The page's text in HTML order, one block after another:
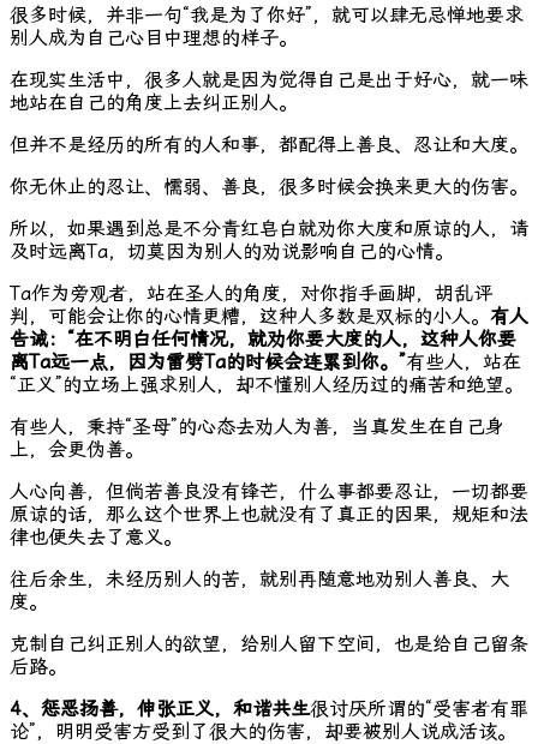
很多时候，并非一句“我是为了你好”，就可以肆无忌惮地要求
别人成为自己心目中理想的样子。
在现实生活中，很多人就是因为觉得自己是出于好心，就一味
地站在自己的角度上去纠正别人。
但并不是经历的所有的人和事，都配得上善良、忍让和大度。
你无休止的忍让、懦弱、善良，很多时候会换来更大的伤害。
所以，如果遇到总是不分青红皂白就劝你大度和原谅的人，请
及时远离Ta，切莫因为别人的劝说影响自己的心情。
Ta作为旁观者，站在圣人的角度，对你指手画脚，胡乱评
判，可能会让你的心情更糟，这种人多数是双标的小人。 有人
告诫：“在不明白任何情况，就劝你要大度的人，这种人你要
离Ta远一点，因为雷劈Ta的时候会连累到你。”有些人，站在
“正义”的立场上强求别人，却不懂别人经历过的痛苦和绝望。
有些人，秉持“圣母”的心态去劝人为善，当真发生在自己身
上，会更伪善。
人心向善，但倘若善良没有锋芒，什么事都要忍让，一切都要
原谅的话，那么这个世界上也就没有了真正的因果，规矩和法
律也便失去了意义。
往后余生，未经历别人的苦，就别再随意地劝别人善良、大
度。
克制自己纠正别人的欲望，给别人留下空间，也是给自己留条
后路。
4、惩恶扬善，伸张正义，和谐共生很讨厌所谓的“受害者有罪
论”，明明受害方受到了很大的伤害，却要被别人说成活该。